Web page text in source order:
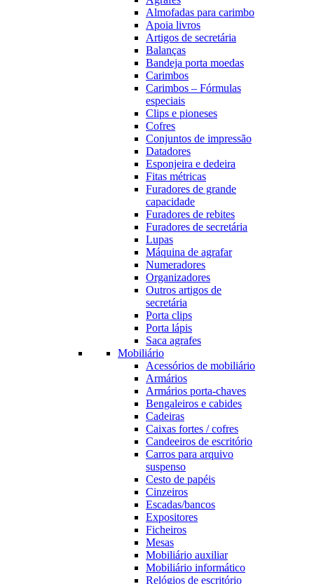
Almofadas para carimbo
Apoia livros
Artigos de secretária
Balanças
Bandeja porta moedas
Carimbos
Carimbos – Fórmulas
especiais
Clips e pioneses
Cofres
Conjuntos de impressão
Datadores
Esponjeira e dedeira
Fitas métricas
Furadores de grande
capacidade
Furadores de rebites
Furadores de secretária
Lupas
Máquina de agrafar
Numeradores
Organizadores
Outros artigos de
secretária
Porta clips
Porta lápis
Saca agrafes
Mobiliário
Acessórios de mobiliário
Armários
Armários porta-chaves
Bengaleiros e cabides
Cadeiras
Caixas fortes / cofres
Candeeiros de escritório
Carros para arquivo
suspenso
Cesto de papéis
Cinzeiros
Escadas/bancos
Expositores
Ficheiros
Mesas
Mobiliário auxiliar
Mobiliário informático
Relógios de escritório